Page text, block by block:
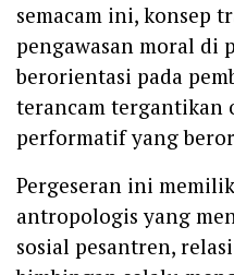
semacam ini, konsep
pengawasan moral di
berorientasi pada
terancam tergantikan
performatif yang
Pergeseran ini
antropologis yang
sosial pesantren,